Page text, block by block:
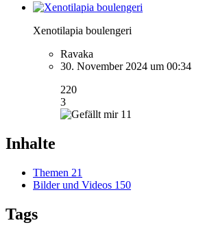
Xenotilapia boulengeri
Ravaka
30. November 2024 um 00:34
220
3
11
Inhalte
Themen 21
Bilder und Videos 150
Tags